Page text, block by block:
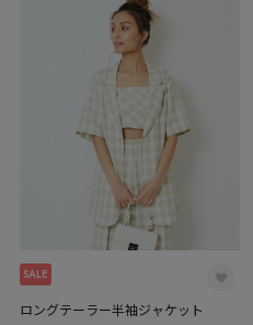
SALE
ロングテーラー半袖ジャケット